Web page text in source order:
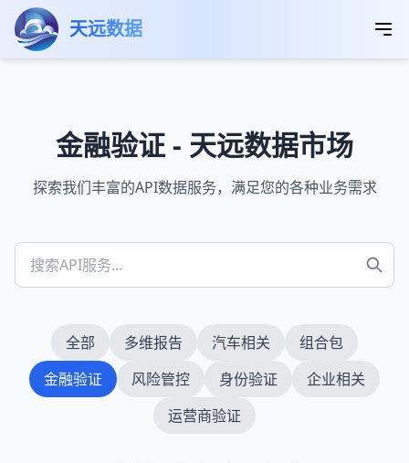
跳转到主要内容
天远数据
首页 数据市场
金融验证 - 天远数据市场
探索我们丰富的API数据服务，满足您的各种业务需求
全部 多维报告 汽车相关
组合包
金融验证
风险管控 身份验证
企业相关
运营商验证